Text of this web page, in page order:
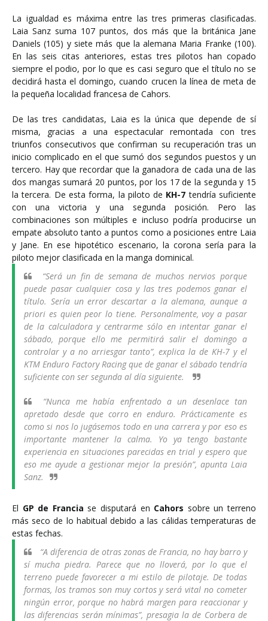
La igualdad es máxima entre las tres primeras clasificadas.
Laia Sanz suma 107 puntos, dos más que la británica Jane
Daniels (105) y siete más que la alemana Maria Franke (100).
En las seis citas anteriores, estas tres pilotos han copado
siempre el podio, por lo que es casi seguro que el título no se
decidirá hasta el domingo, cuando crucen la línea de meta de
la pequeña localidad francesa de Cahors.
De las tres candidatas, Laia es la única que depende de sí
misma, gracias a una espectacular remontada con tres
triunfos consecutivos que confirman su recuperación tras un
inicio complicado en el que sumó dos segundos puestos y un
tercero. Hay que recordar que la ganadora de cada una de las
dos mangas sumará 20 puntos, por los 17 de la segunda y 15
la tercera. De esta forma, la piloto de KH-7 tendría suficiente
con una victoria y una segunda posición. Pero las
combinaciones son múltiples e incluso podría producirse un
empate absoluto tanto a puntos como a posiciones entre Laia
y Jane. En ese hipotético escenario, la corona sería para la
piloto mejor clasificada en la manga dominical.
“Será un fin de semana de muchos nervios porque
puede pasar cualquier cosa y las tres podemos ganar el
título. Sería un error descartar a la alemana, aunque a
priori es quien peor lo tiene. Personalmente, voy a pasar
de la calculadora y centrarme sólo en intentar ganar el
sábado, porque ello me permitirá salir el domingo a
controlar y a no arriesgar tanto”, explica la de KH-7 y el
KTM Enduro Factory Racing que de ganar el sábado tendría
suficiente con ser segunda al día siguiente.
“Nunca me había enfrentado a un desenlace tan
apretado desde que corro en enduro. Prácticamente es
como si nos lo jugásemos todo en una carrera y por eso es
importante mantener la calma. Yo ya tengo bastante
experiencia en situaciones parecidas en trial y espero que
eso me ayude a gestionar mejor la presión”, apunta Laia
Sanz.
El GP de Francia se disputará en Cahors sobre un terreno
más seco de lo habitual debido a las cálidas temperaturas de
estas fechas.
“A diferencia de otras zonas de Francia, no hay barro y
sí mucha piedra. Parece que no lloverá, por lo que el
terreno puede favorecer a mi estilo de pilotaje. De todas
formas, los tramos son muy cortos y será vital no cometer
ningún error, porque no habrá margen para reaccionar y
las diferencias serán mínimas”, presagia la de Corbera de